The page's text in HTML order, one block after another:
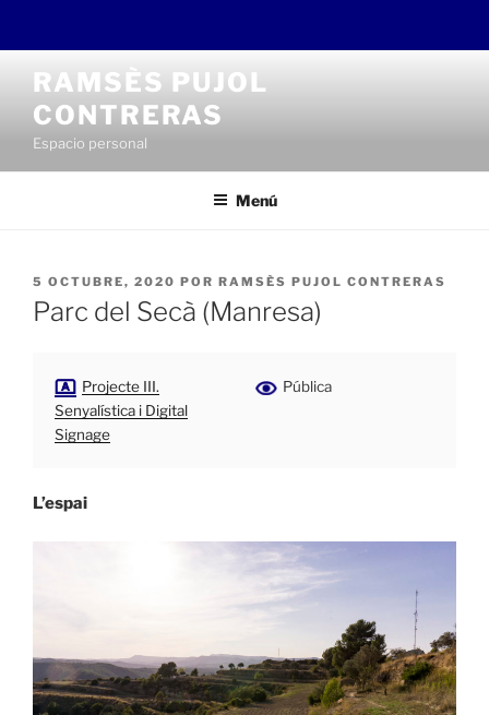
contenido
RAMSÈS PUJOL
CONTRERAS
Espacio personal
Menú
PUBLICADO
EL
5 OCTUBRE, 2020 POR RAMSÈS PUJOL CONTRERAS
Parc del Secà (Manresa)
Projecte III.
Senyalística i Digital
Signage
Pública
L’espai